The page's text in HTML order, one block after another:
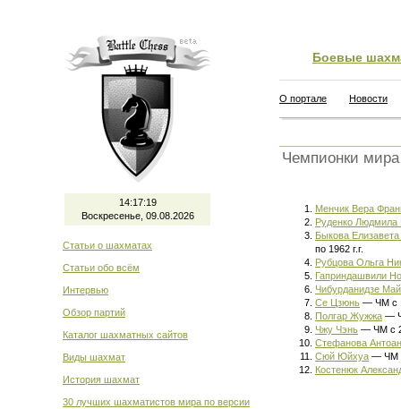
14:17:19
Воскресенье, 09.08.2026
Статьи о шахматах
Статьи обо всём
Интервью
Обзор партий
Каталог шахматных сайтов
Виды шахмат
История шахмат
30 лучших шахматистов мира по версии
Боевые
О портале Новости
Чемпионки
Менчик Вера
Руденко Людмила
Быкова
по 1962 г.г.
Рубцова Ольга
Гаприндашвили
Чибурданидзе
Се Цзюнь — ЧМ с
Полгар Жужжа —
Чжу Чэнь — ЧМ с
Стефанова
Сюй Юйхуа — ЧМ с
Костенюк